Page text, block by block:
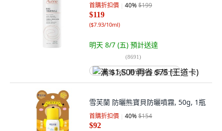
首購折扣價 40%$199
$119
($7.93/10ml)
明天 8/7 (五) 預計送達
(8691)
满 $1,500 再省 $75 (王道卡)
雪芙蘭 防曬熊寶貝防曬噴霧, 50g, 1瓶
首購折扣價 40%$154
$92